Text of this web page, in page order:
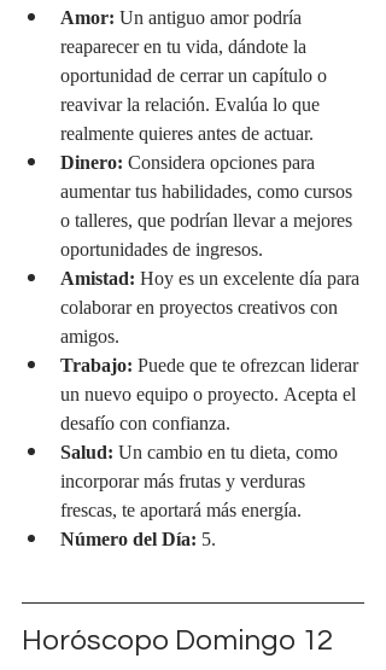
Amor: Un antiguo amor podría
reaparecer en tu vida, dándote la
oportunidad de cerrar un capítulo o
reavivar la relación. Evalúa lo que
realmente quieres antes de actuar.
Dinero: Considera opciones para
aumentar tus habilidades, como cursos
o talleres, que podrían llevar a mejores
oportunidades de ingresos.
Amistad: Hoy es un excelente día para
colaborar en proyectos creativos con
amigos.
Trabajo: Puede que te ofrezcan liderar
un nuevo equipo o proyecto. Acepta el
desafío con confianza.
Salud: Un cambio en tu dieta, como
incorporar más frutas y verduras
frescas, te aportará más energía.
Número del Día: 5.
Horóscopo Domingo 12